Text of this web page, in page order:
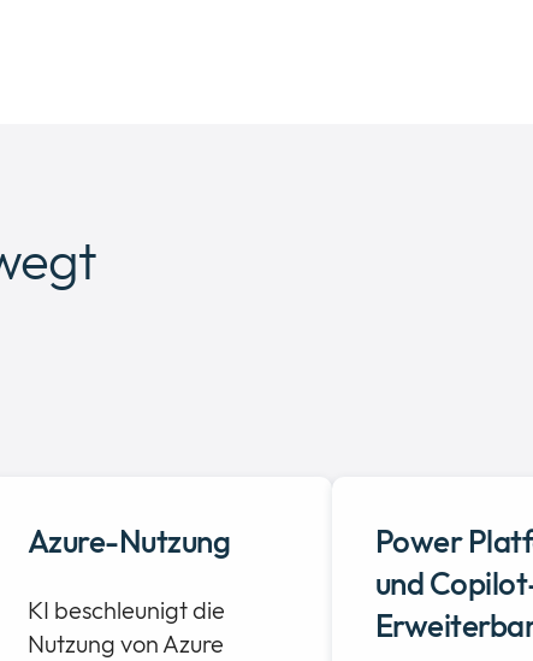
Azure-Nutzung
KI beschleunigt die
Nutzung von Azure
Power
und